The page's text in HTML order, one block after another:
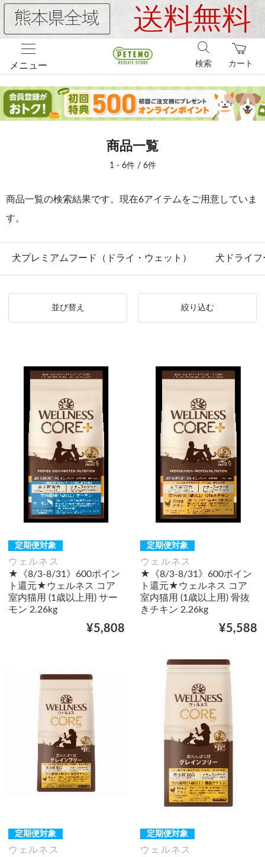
メニュー カート
検索
商品一覧
1 - 6件 / 6件
商品一覧の検索結果です。現在6アイテムをご用意していま
す。
犬プレミアムフード（ドライ・ウェット） 犬ドライフ
並び替え 絞り込む
定期便対象
ウェルネス
★《8/3-8/31》600ポイン
ト還元★ウェルネス コア
室内猫用 (1歳以上用) サー
モン 2.26kg
¥5,808
定期便対象
ウェルネス
★《8/3-8/31》600ポイン
ト還元★ウェルネス コア
室内猫用 (1歳以上用) 骨抜
きチキン 2.26kg
¥5,588
定期便対象
ウェルネス
定期便対象
ウェルネス